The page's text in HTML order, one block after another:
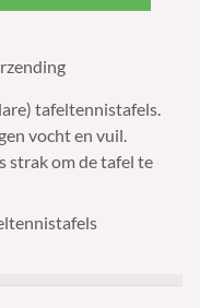
tafeltennistafels.
vocht en vuil.
strak om de tafel te